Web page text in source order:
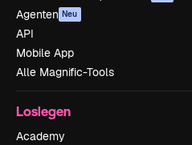
Agenten Neu
API
Mobile App
Alle Magnific-Tools
Loslegen
Academy